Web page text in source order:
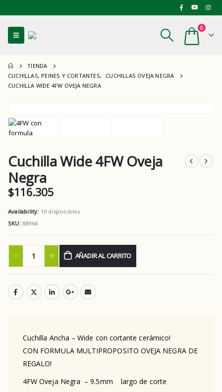
0
TIENDA
CUCHILLAS, PEINES Y CORTANTES,
CUCHILLAS OVEJA NEGRA
CUCHILLA WIDE 4FW OVEJA NEGRA
Cuchilla Wide 4FW Oveja
Negra
$116.305
Availability: 10 disponibles
SKU: 88964
AÑADIR AL CARRITO
Cuchilla Ancha – Wide con cortante cerámico!
CON FORMULA MULTIPROPOSITO OVEJA NEGRA DE
REGALO!
4FW Oveja Negra – 9.5mm largo de corte